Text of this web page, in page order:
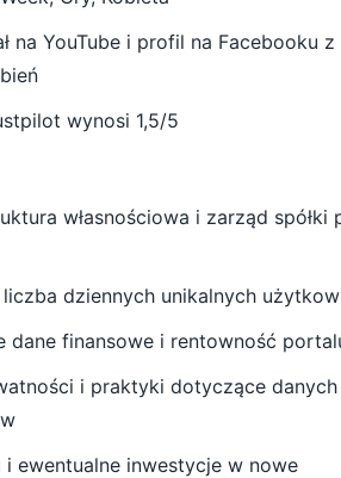
na YouTube i profil na Facebooku
wynosi 1,5/5
własnościowa i zarząd spółki
dziennych unikalnych
dane finansowe i rentowność
i praktyki dotyczące danych
i ewentualne inwestycje w nowe